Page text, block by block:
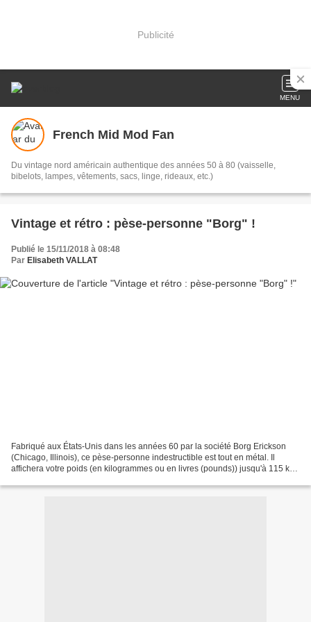
Publicité
MENU
French Mid Mod Fan
Du vintage nord américain authentique des années 50 à 80 (vaisselle,
bibelots, lampes, vêtements, sacs, linge, rideaux, etc.)
Vintage et rétro : pèse-personne "Borg" !
Publié le 15/11/2018 à 08:48
Par Elisabeth VALLAT
Fabriqué aux États-Unis dans les années 60 par la société Borg Erickson
(Chicago, Illinois), ce pèse-personne indestructible est tout en métal. Il
affichera votre poids (en kilogrammes ou en livres (pounds)) jusqu'à 115 kg